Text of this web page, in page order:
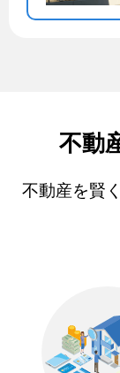
不動
不動産を賢